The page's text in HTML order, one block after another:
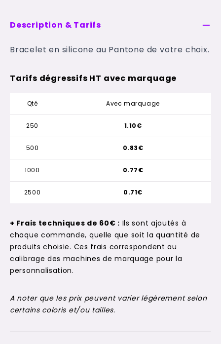
Description & Tarifs
Bracelet en silicone au Pantone de votre choix.
Tarifs dégressifs HT avec marquage
Qté Avec marquage
250
500
1000
2500
1.10€
0.83€
0.77€
0.71€
+ Frais techniques de 60€ : Ils sont ajoutés à
chaque commande, quelle que soit la quantité de
produits choisie. Ces frais correspondent au
calibrage des machines de marquage pour la
personnalisation.
A noter que les prix peuvent varier légèrement selon
certains coloris et/ou tailles.